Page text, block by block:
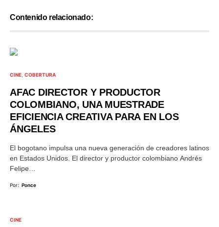
Contenido relacionado:
CINE COBERTURA
AFAC DIRECTOR Y PRODUCTOR
COLOMBIANO, UNA MUESTRADE
EFICIENCIA CREATIVA PARA EN LOS
ÁNGELES
El bogotano impulsa una nueva generación de creadores latinos
en Estados Unidos. El director y productor colombiano Andrés
Felipe…
Por: Ponce
CINE